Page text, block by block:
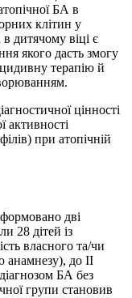
БА в
клітин у
в дитячому віці є
якого дасть змогу
терапію й
цінності
активності
при атопічній
дві
28 дітей із
власного та/чи
анамнезу), до II
БА без
групи становив